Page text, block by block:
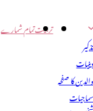
دینیات
والدین کا صفحہ
سماجیات
تربیتتمام شمارے